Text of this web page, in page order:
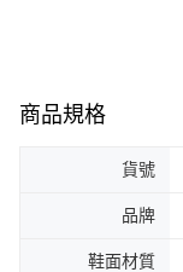
商品規格
貨號
品牌
鞋面材質